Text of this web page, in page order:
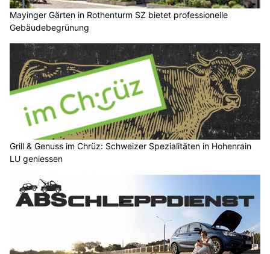
Mayinger Gärten in Rothenturm SZ bietet professionelle
Gebäudebegrünung
Grill & Genuss im Chrüz: Schweizer Spezialitäten in Hohenrain
LU geniessen